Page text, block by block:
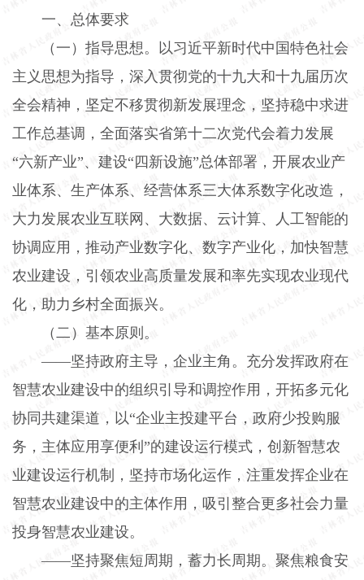
一、总体要求
（一）指导思想。
以习近平新时代中国特色社会
主义思想为指导，深入贯彻党的十九大和十九届历次
全会精神，坚定不移贯彻新发展理念，坚持稳中求进
工作总基调，全面落实省第十二次党代会着力发展
“六新产业”、建设“四新设施”总体部署，开展农业产
业体系、生产体系、经营体系三大体系数字化改造，
大力发展农业互联网、大数据、云计算、人工智能的
协调应用，推动产业数字化、数字产业化，加快智慧
农业建设，引领农业高质量发展和率先实现农业现代
化，助力乡村全面振兴。
（二）基本原则。
——坚持政府主导，企业主角。充分发挥政府在
智慧农业建设中的组织引导和调控作用，开拓多元化
协同共建渠道，以“企业主投建平台，政府少投购服
务，主体应用享便利”的建设运行模式，创新智慧农
业建设运行机制，坚持市场化运作，注重发挥企业在
智慧农业建设中的主体作用，吸引整合更多社会力量
投身智慧农业建设。
——坚持聚焦短周期，蓄力长周期。聚焦粮食安